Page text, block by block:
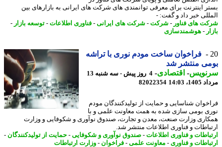
اینترنت برای معرفی توانمندی های شرکت های ایرانی به بازارهای بین
خبر داد و گفت: -
های فناور-شرکت-شرکت های ایرانی- فناوری اطلاعات-توسعه بازار -
- هوشمندسازی
فراخوان ساخت مودم نوری با تراشه
منتشر شد
-اقتصادی-
4 روز پیش - سه شنبه 13
14:03
82022354
شناسایی و حمایت از تولیدکنندگان مودم
بومی سازی شده به همت معاونت علمی و با
وزارت صنعت، معدن و تجارت، صندوق نوآوری و شکوفایی و وزارت
و فناوری اطلاعات منتشر شد.
و فناوری اطلاعات-صندوق نوآوری و شکوفایی-حمایت از تولیدکنندگان-
و فناوری- معاونت علمی-فراخوان- وزارت ارتباطات